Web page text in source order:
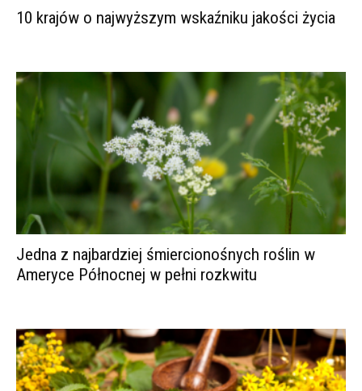
10 krajów o najwyższym wskaźniku jakości życia
Jedna z najbardziej śmiercionośnych roślin w
Ameryce Północnej w pełni rozkwitu